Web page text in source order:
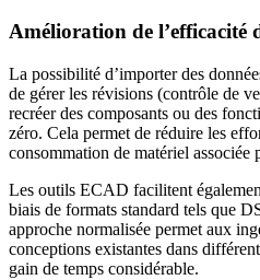
Amélioration de l’efficacité
La possibilité d’importer des
de gérer les révisions (contrôle de
recréer des composants ou des
zéro. Cela permet de réduire les
consommation de matériel associée
Les outils ECAD facilitent
biais de formats standard tels que
approche normalisée permet aux
conceptions existantes dans
gain de temps considérable.